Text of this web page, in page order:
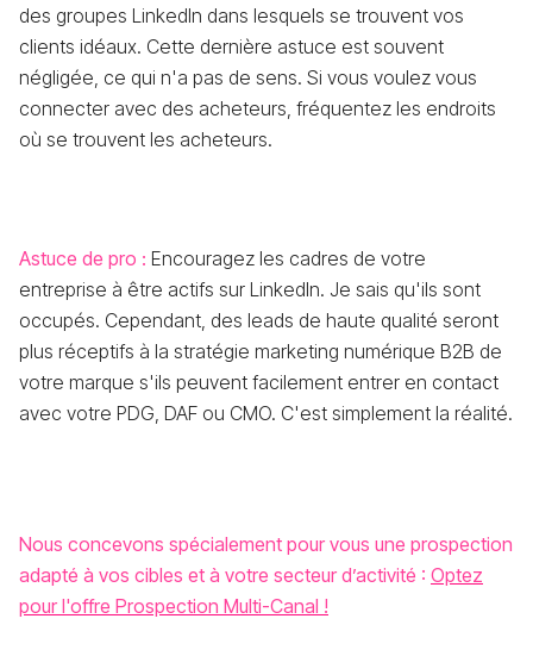
des groupes LinkedIn dans lesquels se trouvent vos
clients idéaux. Cette dernière astuce est souvent
négligée, ce qui n'a pas de sens. Si vous voulez vous
connecter avec des acheteurs, fréquentez les endroits
où se trouvent les acheteurs.
Astuce de pro : Encouragez les cadres de votre
entreprise à être actifs sur LinkedIn. Je sais qu'ils sont
occupés. Cependant, des leads de haute qualité seront
plus réceptifs à la stratégie marketing numérique B2B de
votre marque s'ils peuvent facilement entrer en contact
avec votre PDG, DAF ou CMO. C'est simplement la réalité.
Nous concevons spécialement pour vous une prospection
adapté à vos cibles et à votre secteur d’activité : Optez
pour l'offre Prospection Multi-Canal !